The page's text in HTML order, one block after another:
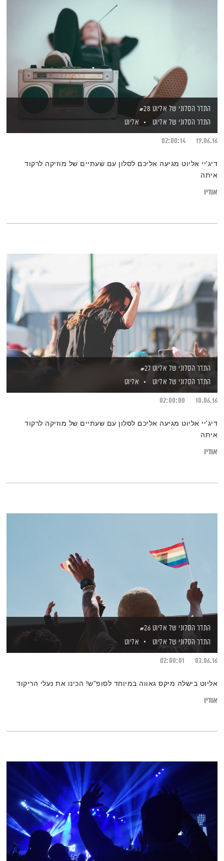
התדר הסלוני של אליוט #28
התדר הסלוני של אליוט
אליוט
19.06.16
02:00:14
דיג'יי אליוט מגיעה אליכם לסלון עם שעתיים של מוזיקה לרקוד
איתה
אודיו
התדר הסלוני של אליוט #27
התדר הסלוני של אליוט
אליוט
10.06.16
02:00:00
דיג'יי אליוט מגיעה אליכם לסלון עם שעתיים של מוזיקה לרקוד
איתה
אודיו
התדר הסלוני של אליוט #26
התדר הסלוני של אליוט
אליוט
03.06.16
02:00:01
אליוט בישלה מיקס גאווה במיוחד לסופ"ש! הכינו את נעלי הריקוד
אודיו